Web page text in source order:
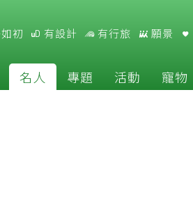
初 有設計 有行旅 願景
名人 專題 活動 寵物